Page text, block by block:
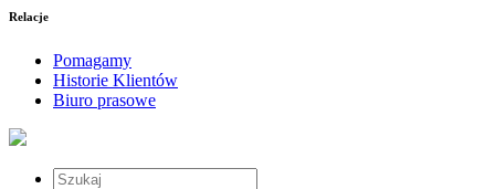
Relacje
Pomagamy
Historie Klientów
Biuro prasowe